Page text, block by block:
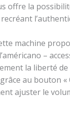
offre la
machine
–
la liberté
au bouton «
ajuster le